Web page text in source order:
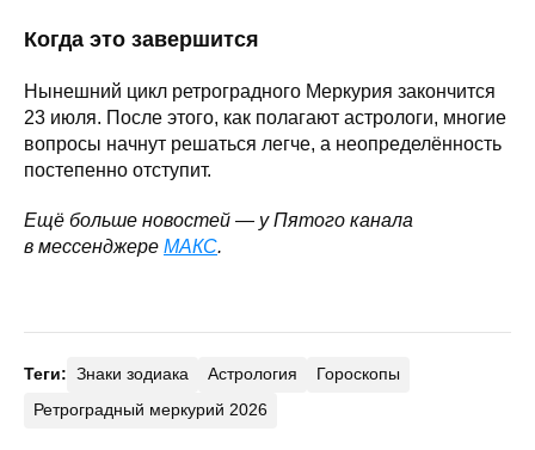
Когда это завершится
Нынешний цикл ретроградного Меркурия закончится
23 июля. После этого, как полагают астрологи, многие
вопросы начнут решаться легче, а неопределённость
постепенно отступит.
Ещё больше новостей — у Пятого канала
в мессенджере МАКС.
Теги: Знаки зодиака Астрология
Гороскопы
Ретроградный меркурий 2026